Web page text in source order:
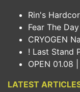
Rin's
Fear The
CRYOGEN
! Last Stand
OPEN 01.08
LATEST